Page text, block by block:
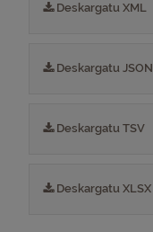
Deskargatu XML
Deskargatu JSON
Deskargatu TSV
Deskargatu XLSX